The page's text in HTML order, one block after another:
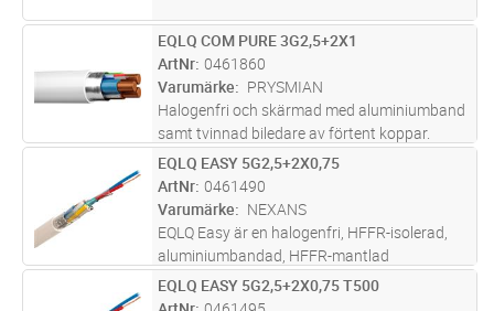
M Lägg i kundvagn
EQLQ COM PURE 3G2,5+2X1
ArtNr 0461860
Varumärke
PRYSMIAN
Halogenfri och skärmad med aluminiumband
samt tvinnad biledare av förtent koppar.
Styrparet är tvinnat individuellt skärmat med
aluminumband samt biledare. För fast
förläggning inom- och utomhus, i r
M Lägg i kundvagn
EQLQ EASY 5G2,5+2X0,75
ArtNr 0461490
Varumärke
NEXANS
EQLQ Easy är en halogenfri, HFFR-isolerad,
aluminiumbandad, HFFR-mantlad
installationskabel med runda, solida ledare av
koppar. Ingen talk används i kabeln. Kabeln
M Lägg i kundvagn
EQLQ EASY 5G2,5+2X0,75 T500